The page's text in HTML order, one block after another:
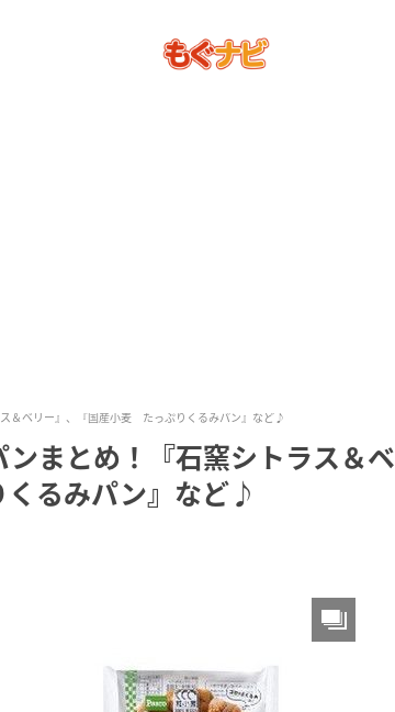
＆ベリー』、『国産小麦 たっぷりくるみパン』など♪
まとめ！『石窯シトラス＆ベ
るみパン』など♪